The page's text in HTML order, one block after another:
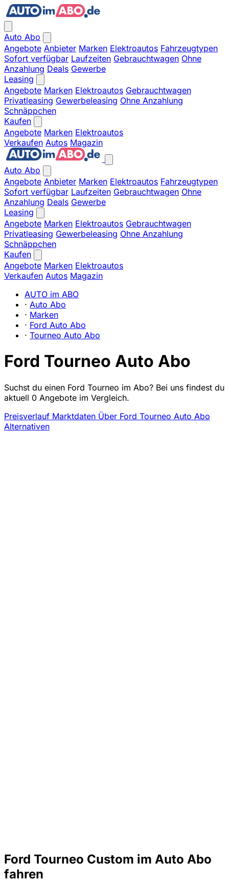
Auto Abo
Angebote Anbieter Marken Elektroautos Fahrzeugtypen
Sofort verfügbar Laufzeiten Gebrauchtwagen Ohne
Anzahlung Deals Gewerbe
Leasing
Angebote Marken Elektroautos Gebrauchtwagen
Privatleasing Gewerbeleasing Ohne Anzahlung
Schnäppchen
Kaufen
Angebote Marken Elektroautos
Verkaufen Autos Magazin
Auto Abo
Angebote Anbieter Marken Elektroautos Fahrzeugtypen
Sofort verfügbar Laufzeiten Gebrauchtwagen Ohne
Anzahlung Deals Gewerbe
Leasing
Angebote Marken Elektroautos Gebrauchtwagen
Privatleasing Gewerbeleasing Ohne Anzahlung
Schnäppchen
Kaufen
Angebote Marken Elektroautos
Verkaufen Autos Magazin
AUTO im ABO
· Auto Abo
· Marken
· Ford Auto Abo
· Tourneo Auto Abo
Ford Tourneo Auto Abo
Suchst du einen Ford Tourneo im Abo? Bei uns findest du
aktuell 0 Angebote im Vergleich.
Preisverlauf Marktdaten Über Ford Tourneo Auto Abo
Alternativen
Ford Tourneo Custom im Auto Abo
fahren